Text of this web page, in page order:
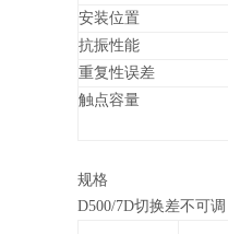
安装位置
抗振性能
重复性误差
触点容量
规格
D500/7D切换差不可调